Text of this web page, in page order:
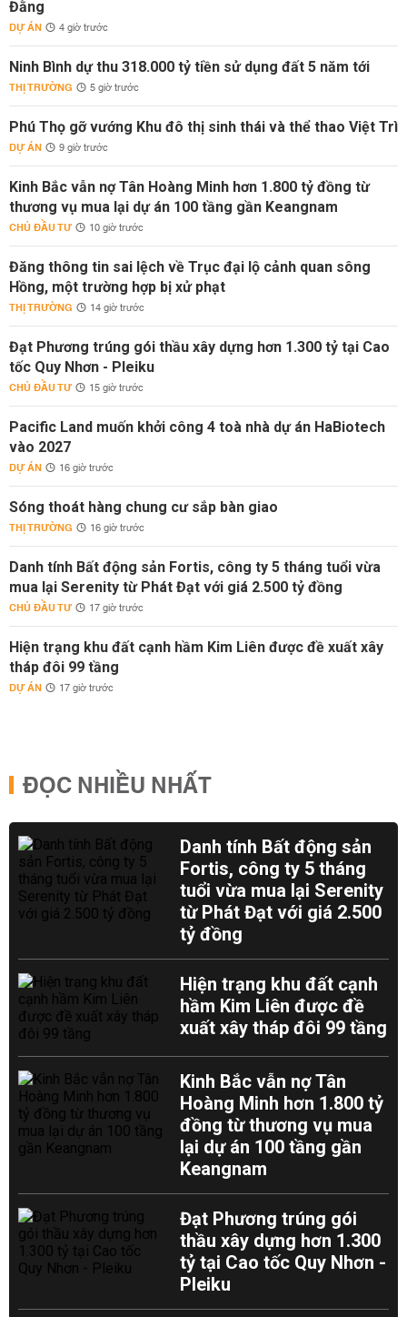
Đằng
DỰ ÁN 4 giờ trước
Ninh Bình dự thu 318.000 tỷ tiền sử dụng đất 5 năm tới
THỊ TRƯỜNG 5 giờ trước
Phú Thọ gỡ vướng Khu đô thị sinh thái và thể thao Việt Trì
DỰ ÁN 9 giờ trước
Kinh Bắc vẫn nợ Tân Hoàng Minh hơn 1.800 tỷ đồng từ
thương vụ mua lại dự án 100 tầng gần Keangnam
CHỦ ĐẦU TƯ 10 giờ trước
Đăng thông tin sai lệch về Trục đại lộ cảnh quan sông
Hồng, một trường hợp bị xử phạt
THỊ TRƯỜNG 14 giờ trước
Đạt Phương trúng gói thầu xây dựng hơn 1.300 tỷ tại Cao
tốc Quy Nhơn - Pleiku
CHỦ ĐẦU TƯ 15 giờ trước
Pacific Land muốn khởi công 4 toà nhà dự án HaBiotech
vào 2027
DỰ ÁN 16 giờ trước
Sóng thoát hàng chung cư sắp bàn giao
THỊ TRƯỜNG 16 giờ trước
Danh tính Bất động sản Fortis, công ty 5 tháng tuổi vừa
mua lại Serenity từ Phát Đạt với giá 2.500 tỷ đồng
CHỦ ĐẦU TƯ 17 giờ trước
Hiện trạng khu đất cạnh hầm Kim Liên được đề xuất xây
tháp đôi 99 tầng
DỰ ÁN 17 giờ trước
ĐỌC NHIỀU NHẤT
Danh tính Bất động sản
Fortis, công ty 5 tháng
tuổi vừa mua lại Serenity
từ Phát Đạt với giá 2.500
tỷ đồng
Hiện trạng khu đất cạnh
hầm Kim Liên được đề
xuất xây tháp đôi 99 tầng
Kinh Bắc vẫn nợ Tân
Hoàng Minh hơn 1.800 tỷ
đồng từ thương vụ mua
lại dự án 100 tầng gần
Keangnam
Đạt Phương trúng gói
thầu xây dựng hơn 1.300
tỷ tại Cao tốc Quy Nhơn -
Pleiku